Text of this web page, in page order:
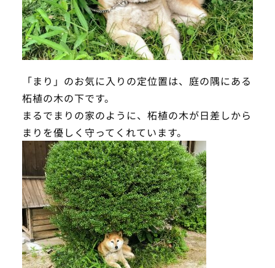
「まり」のお気に入りの定位置は、庭の隅にある
柘植の木の下です。
まるでまりの家のように、柘植の木が日差しから
まりを優しく守ってくれています。